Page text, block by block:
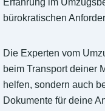
Erfahrung im
bürokratischen
Die Experten vom
beim Transport deiner
helfen, sondern auch
Dokumente für deine